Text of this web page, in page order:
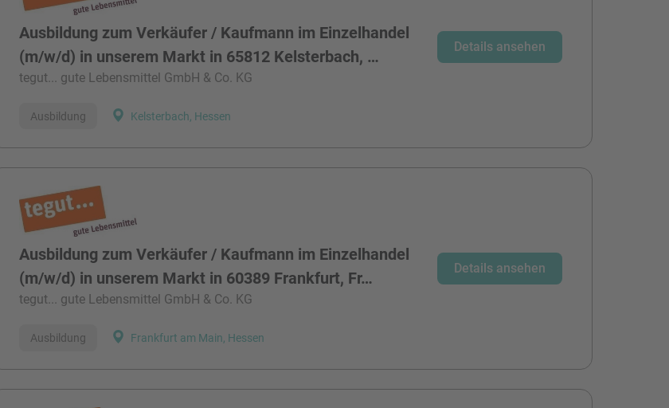
Ausbildung zum Verkäufer / Kaufmann im Einzelhandel
(m/w/d) in unserem Markt in 65812 Kelsterbach, …
tegut... gute Lebensmittel GmbH & Co. KG
Kelsterbach, Hessen
Ausbildung
Details ansehen
Ausbildung zum Verkäufer / Kaufmann im Einzelhandel
(m/w/d) in unserem Markt in 60389 Frankfurt, Fr…
tegut... gute Lebensmittel GmbH & Co. KG
Frankfurt am Main, Hessen
Ausbildung
Details ansehen